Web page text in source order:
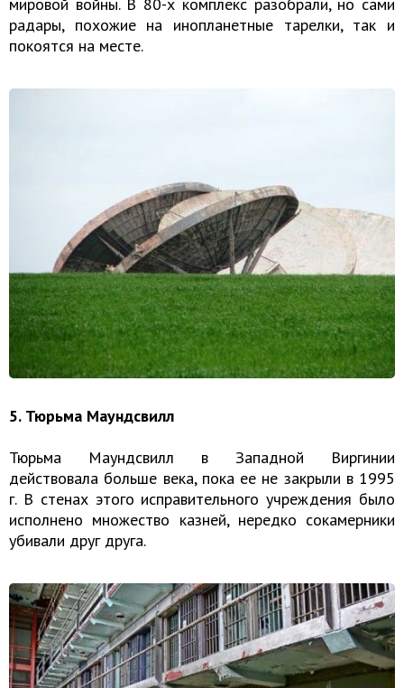
радары, похожие на инопланетные тарелки, так и
покоятся на месте.
5. Тюрьма Маундсвилл
Тюрьма Маундсвилл в Западной Виргинии
действовала больше века, пока ее не закрыли в 1995
г. В стенах этого исправительного учреждения было
исполнено множество казней, нередко сокамерники
убивали друг друга.